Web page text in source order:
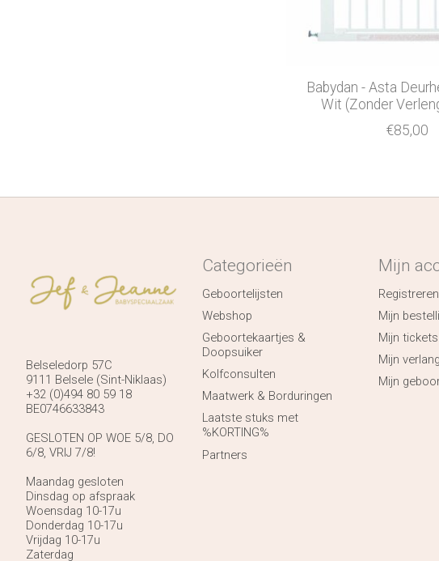
Babydan - Asta
Wit (Zonder
€85,00
Belseledorp 57C
9111 Belsele (Sint-Niklaas)
+32 (0)494 80 59 18
BE0746633843
GESLOTEN OP WOE 5/8, DO
6/8, VRIJ 7/8!
Maandag gesloten
Dinsdag op afspraak
Woensdag 10-17u
Donderdag 10-17u
Vrijdag 10-17u
Zaterdag
Categorieën
Geboortelijsten
Webshop
Geboortekaartjes &
Doopsuiker
Kolfconsulten
Maatwerk & Borduringen
Laatste stuks met
%KORTING%
Partners
Mijn
Registreren
Mijn
Mijn tickets
Mijn
Mijn